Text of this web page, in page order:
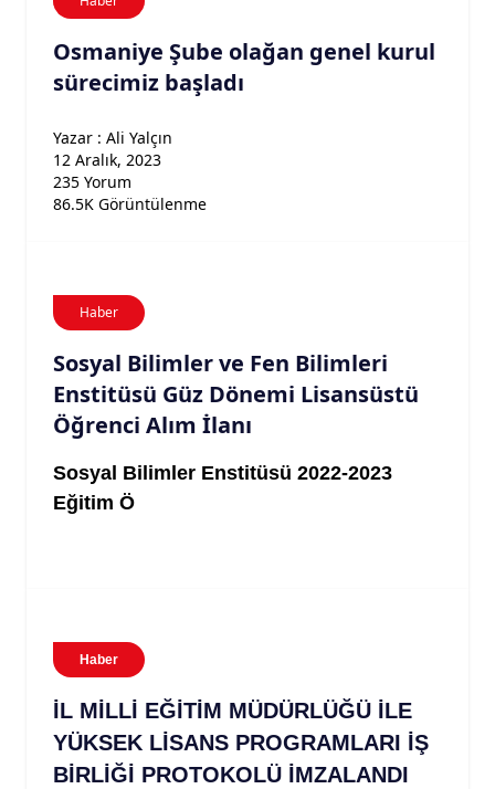
Osmaniye Şube olağan genel kurul
sürecimiz başladı
Yazar : Ali Yalçın
12 Aralık, 2023
235 Yorum
86.5K Görüntülenme
Haber
Sosyal Bilimler ve Fen Bilimleri
Enstitüsü Güz Dönemi Lisansüstü
Öğrenci Alım İlanı
Sosyal Bilimler Enstitüsü 2022-2023
Eğitim Ö
Haber
İL MİLLİ EĞİTİM MÜDÜRLÜĞÜ İLE
YÜKSEK LİSANS PROGRAMLARI İŞ
BİRLİĞİ PROTOKOLÜ İMZALANDI